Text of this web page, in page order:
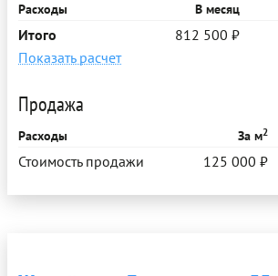
Расходы В месяц
Итого 812 500 ₽
Показать расчет
Продажа
Расходы За м2
Стоимость продажи 125 000 ₽